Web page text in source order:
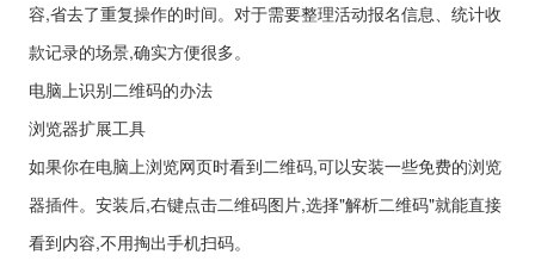
容,省去了重复操作的时间。对于需要整理活动报名信息、统计收
款记录的场景,确实方便很多。
电脑上识别二维码的办法
浏览器扩展工具
如果你在电脑上浏览网页时看到二维码,可以安装一些免费的浏览
器插件。安装后,右键点击二维码图片,选择"解析二维码"就能直接
看到内容,不用掏出手机扫码。